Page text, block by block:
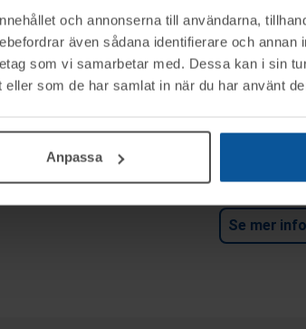
och annonserna till användarna,
även sådana identifierare och annan
som vi samarbetar med. Dessa kan i sin
som de har samlat in när du har använt
Anpassa
Boscaro CT-150N
Se mer info